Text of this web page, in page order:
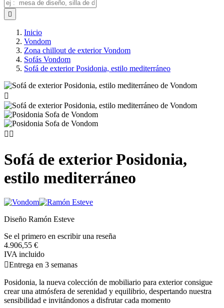

Inicio
Vondom
Zona chillout de exterior Vondom
Sofás Vondom
Sofá de exterior Posidonia, estilo mediterráneo

 
Sofá de exterior Posidonia,
estilo mediterráneo
Diseño Ramón Esteve
Se el primero en escribir una reseña
4.906,55 €
IVA incluido
Entrega en 3 semanas
Posidonia, la nueva colección de mobiliario para exterior consigue
crear una atmósfera de serenidad y equilibrio, despertando nuestra
sensibilidad e invitándonos a disfrutar cada momento